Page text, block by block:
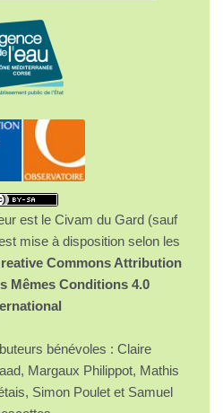
est le Civam du Gard (sauf
mise à disposition selon les
Commons Attribution
Mêmes Conditions 4.0
bénévoles : Claire
Margaux Philippot, Mathis
Simon Poulet et Samuel